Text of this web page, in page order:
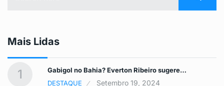
Mais Lidas
1
Gabigol no Bahia? Everton Ribeiro sugere…
DESTAQUE
Setembro 19, 2024